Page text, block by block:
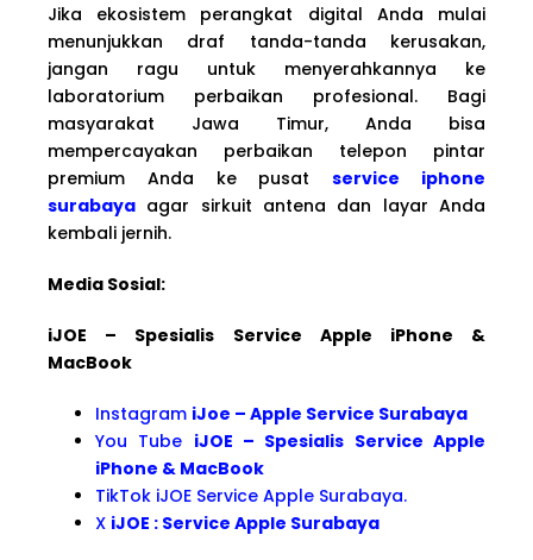
Jika ekosistem perangkat digital Anda mulai
menunjukkan draf tanda-tanda kerusakan,
jangan ragu untuk menyerahkannya ke
laboratorium perbaikan profesional. Bagi
masyarakat Jawa Timur, Anda bisa
mempercayakan perbaikan telepon pintar
premium Anda ke pusatservice iphone
surabaya agar sirkuit antena dan layar Anda
kembali jernih.
Media Sosial:
iJOE – Spesialis Service Apple iPhone &
MacBook
Instagram iJoe – Apple Service Surabaya
You Tube iJOE – Spesialis Service Apple
iPhone & MacBook
TikTok iJOE Service Apple Surabaya.
X iJOE : Service Apple Surabaya